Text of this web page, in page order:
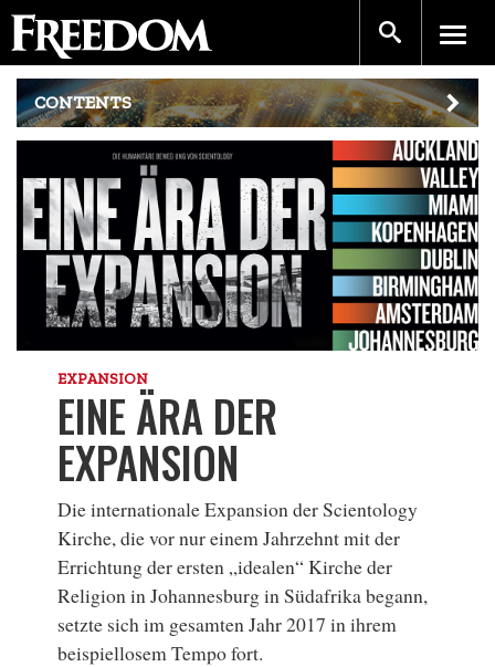
CONTENTS
EXPANSION
EINE ÄRA DER
EXPANSION
Die internationale Expansion der Scientology
Kirche, die vor nur einem Jahrzehnt mit der
Errichtung der ersten „idealen“ Kirche der
Religion in Johannesburg in Südafrika begann,
setzte sich im gesamten Jahr 2017 in ihrem
beispiellosem Tempo fort.